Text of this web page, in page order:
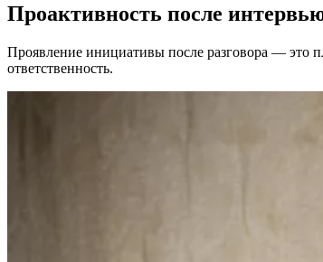
Проактивность после
Проявление инициативы после разговора — это
ответственность.